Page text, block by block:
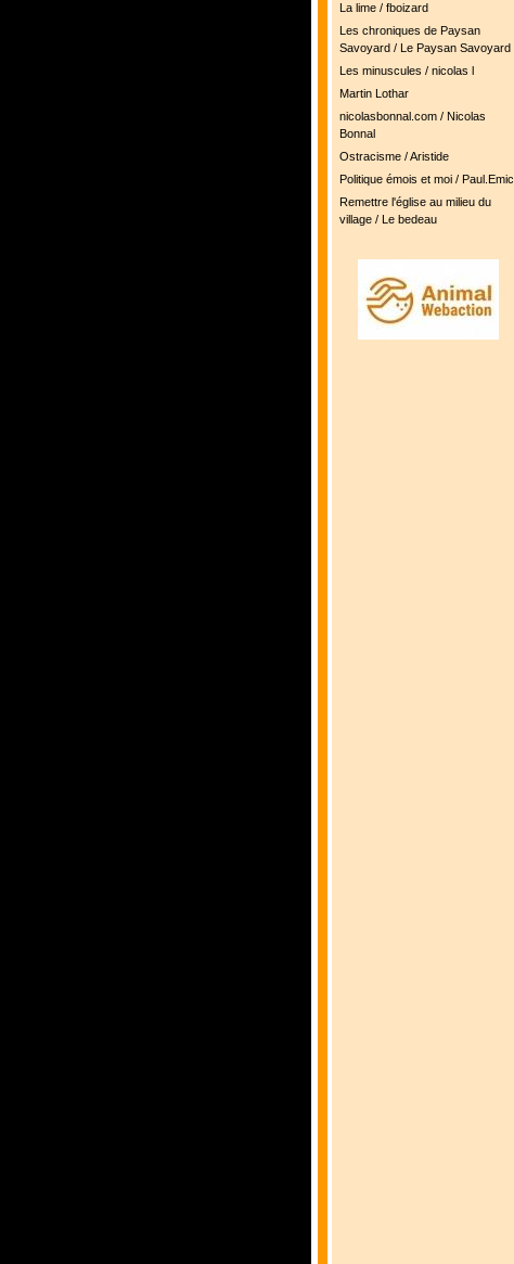
La lime / fboizard
Les chroniques de Paysan
Savoyard / Le Paysan Savoyard
Les minuscules / nicolas l
Martin Lothar
nicolasbonnal.com / Nicolas
Bonnal
Ostracisme / Aristide
Politique émois et moi / Paul.Emic
Remettre l'église au milieu du
village / Le bedeau